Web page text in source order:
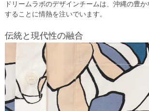
ドリームラボのデザインチームは、沖縄の豊
することに情熱を注いでいます。
伝統と現代性の融合